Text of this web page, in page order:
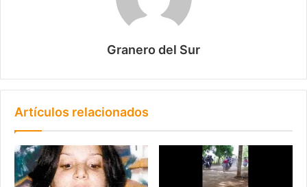
Granero del Sur
Artículos relacionados